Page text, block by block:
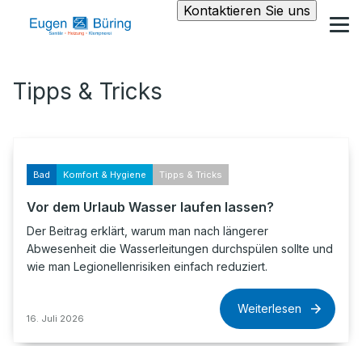
Kontaktieren Sie uns
Tipps & Tricks
Bad Komfort & Hygiene Tipps & Tricks
Vor dem Urlaub Wasser laufen lassen?
Der Beitrag erklärt, warum man nach längerer
Abwesenheit die Wasserleitungen durchspülen sollte und
wie man Legionellenrisiken einfach reduziert.
16. Juli 2026
Weiterlesen